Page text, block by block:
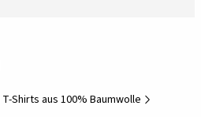
Shirts aus 100% Baumwolle